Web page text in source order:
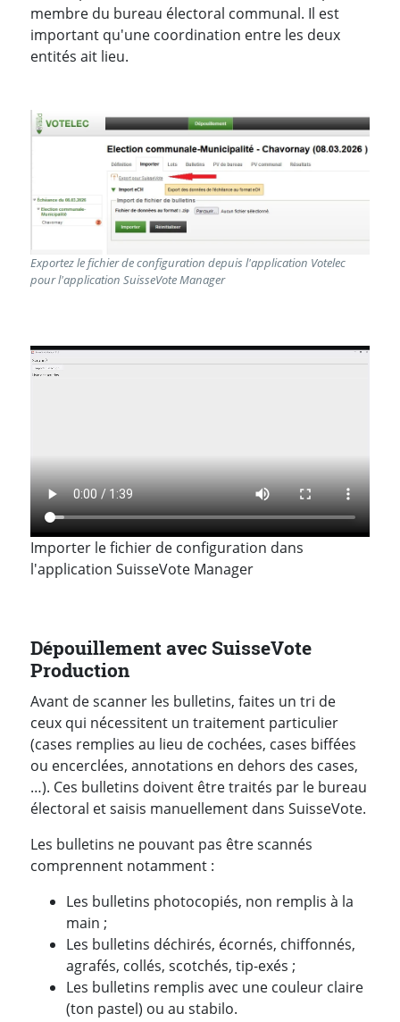
membre du bureau électoral communal. Il est
important qu'une coordination entre les deux
entités ait lieu.
Exportez le fichier de configuration depuis l'application Votelec
pour l'application SuisseVote Manager
Importer le fichier de configuration dans
l'application SuisseVote Manager
Dépouillement avec SuisseVote
Production
Avant de scanner les bulletins, faites un tri de
ceux qui nécessitent un traitement particulier
(cases remplies au lieu de cochées, cases biffées
ou encerclées, annotations en dehors des cases,
…). Ces bulletins doivent être traités par le bureau
électoral et saisis manuellement dans SuisseVote.
Les bulletins ne pouvant pas être scannés
comprennent notamment :
Les bulletins photocopiés, non remplis à la
main ;
Les bulletins déchirés, écornés, chiffonnés,
agrafés, collés, scotchés, tip-exés ;
Les bulletins remplis avec une couleur claire
(ton pastel) ou au stabilo.